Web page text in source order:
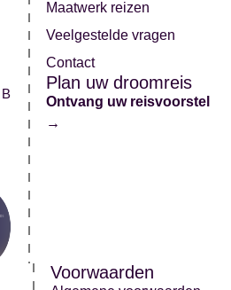
Maatwerk reizen
Veelgestelde vragen
Contact
Plan uw droomreis
Ontvang uw reisvoorstel
→
Voorwaarden